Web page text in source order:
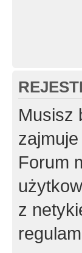
Musisz
Forum
z